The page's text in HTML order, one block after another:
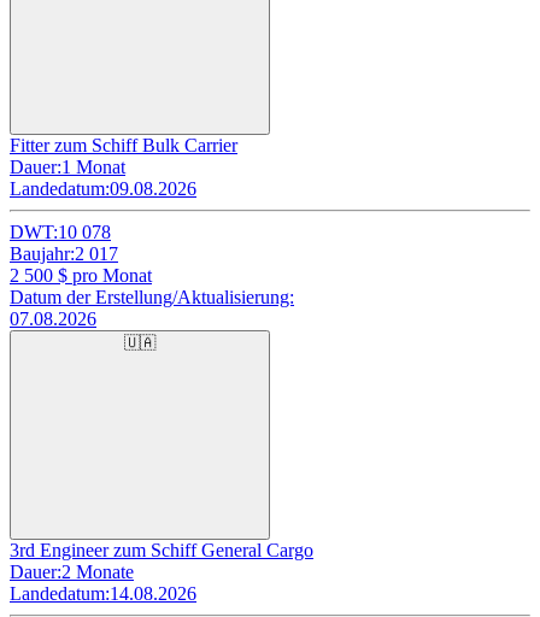
Fitter zum Schiff Bulk Carrier
Dauer:1 Monat
Landedatum:09.08.2026
DWT:10 078
Baujahr:2 017
2 500 $ pro Monat
Datum der Erstellung/Aktualisierung:
07.08.2026
🇺🇦
3rd Engineer zum Schiff General Cargo
Dauer:2 Monate
Landedatum:14.08.2026